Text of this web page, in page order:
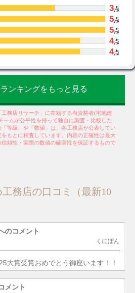
3点
5点
5点
4点
4点
ンキングをもっと見る
務店リサーチ」に在籍する有資格者(宅地建
ームが公平性を持って独自に調査・比較した
等級」や「数値」は、各工務店が公表してい
もとに精査しています。内容の正確性は最大
頼性・実際の数値の確実性を保証するもので
務店の口コミ（最新10
のコメント
くにぽん
大賞受賞おめでとう御座います！！
メント